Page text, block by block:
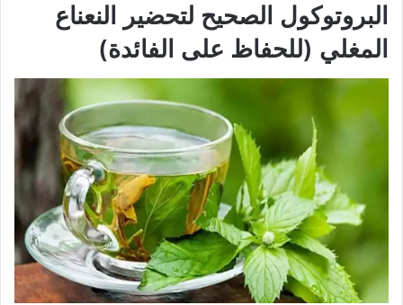
البروتوكول الصحيح لتحضير النعناع
المغلي (للحفاظ على الفائدة)